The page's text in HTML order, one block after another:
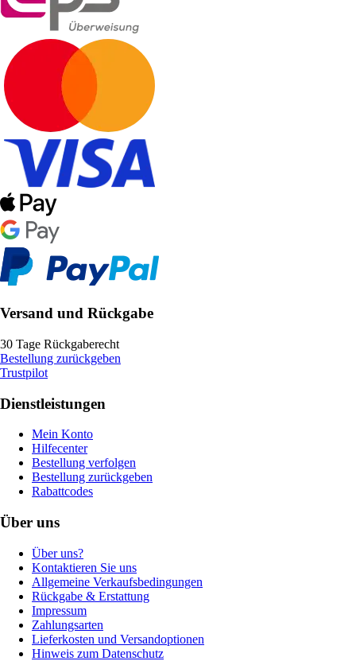
Versand und Rückgabe
30 Tage Rückgaberecht
Bestellung zurückgeben
Trustpilot
Dienstleistungen
Mein Konto
Hilfecenter
Bestellung verfolgen
Bestellung zurückgeben
Rabattcodes
Über uns
Über uns?
Kontaktieren Sie uns
Allgemeine Verkaufsbedingungen
Rückgabe & Erstattung
Impressum
Zahlungsarten
Lieferkosten und Versandoptionen
Hinweis zum Datenschutz